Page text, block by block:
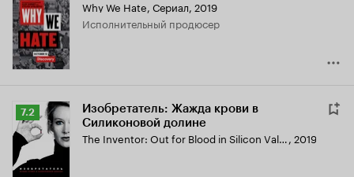
Why We Hate, Сериал, 2019
исполнительный продюсер
Рейтинг
Кинопоиска
7.2
7.2
Изобретатель: Жажда крови в
Силиконовой долине
The Inventor: Out for Blood in Silicon Valley, 2019